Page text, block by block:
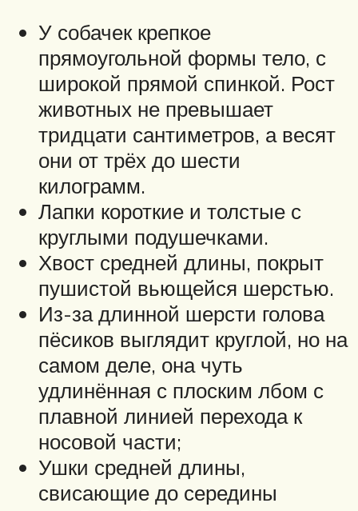
У собачек крепкое
прямоугольной формы тело, с
широкой прямой спинкой. Рост
животных не превышает
тридцати сантиметров, а весят
они от трёх до шести
килограмм.
Лапки короткие и толстые с
круглыми подушечками.
Хвост средней длины, покрыт
пушистой вьющейся шерстью.
Из-за длинной шерсти голова
пёсиков выглядит круглой, но на
самом деле, она чуть
удлинённая с плоским лбом с
плавной линией перехода к
носовой части;
Ушки средней длины,
свисающие до середины